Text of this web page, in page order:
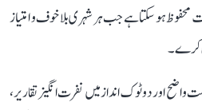
ہو سکتا ہے جب ہر شہری بلا خوف و امتیاز
کرے۔
اور دو ٹوک انداز میں نفرت انگیز تقاریر،